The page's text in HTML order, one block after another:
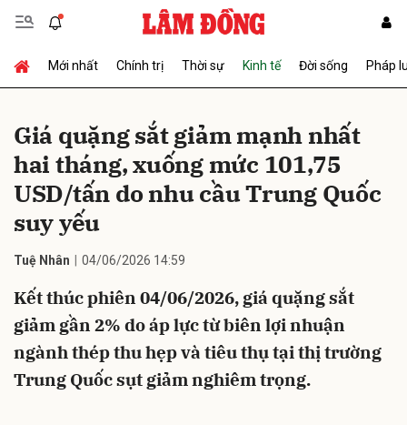
Mới nhất Chính trị Thời sự Kinh tế Đời sống Pháp
Giá quặng sắt giảm mạnh nhất
hai tháng, xuống mức 101,75
USD/tấn do nhu cầu Trung Quốc
suy yếu
Tuệ Nhân 04/06/2026 14:59
Kết thúc phiên 04/06/2026, giá quặng sắt
giảm gần 2% do áp lực từ biên lợi nhuận
ngành thép thu hẹp và tiêu thụ tại thị trường
Trung Quốc sụt giảm nghiêm trọng.
Gửi bình luận